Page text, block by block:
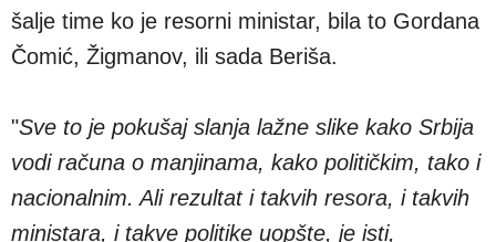
šalje time ko je resorni ministar, bila to Gordana
Čomić, Žigmanov, ili sada Beriša.
"Sve to je pokušaj slanja lažne slike kako Srbija
vodi računa o manjinama, kako političkim, tako i
nacionalnim. Ali rezultat i takvih resora, i takvih
ministara, i takve politike uopšte, je isti,